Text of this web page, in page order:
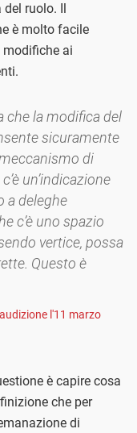
ruolo. Il
è molto facile
modifiche ai
che la modifica del
sicuramente
di
un’indicazione
a deleghe
c’è uno spazio
vertice, possa
Questo è
l'11 marzo
è capire cosa
che per
di